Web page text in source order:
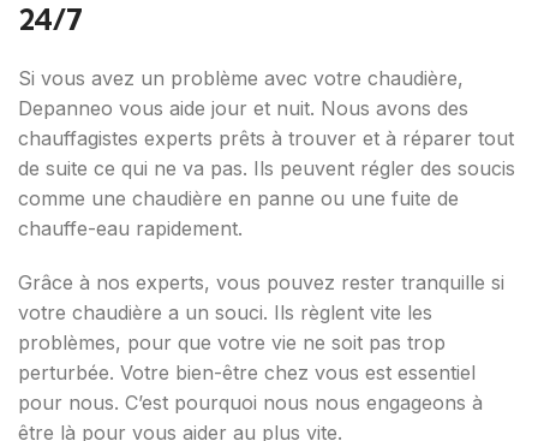
24/7
Si vous avez un problème avec votre chaudière,
Depanneo vous aide jour et nuit. Nous avons des
chauffagistes experts prêts à trouver et à réparer tout
de suite ce qui ne va pas. Ils peuvent régler des soucis
comme une chaudière en panne ou une fuite de
chauffe-eau rapidement.
Grâce à nos experts, vous pouvez rester tranquille si
votre chaudière a un souci. Ils règlent vite les
problèmes, pour que votre vie ne soit pas trop
perturbée. Votre bien-être chez vous est essentiel
pour nous. C’est pourquoi nous nous engageons à
être là pour vous aider au plus vite.